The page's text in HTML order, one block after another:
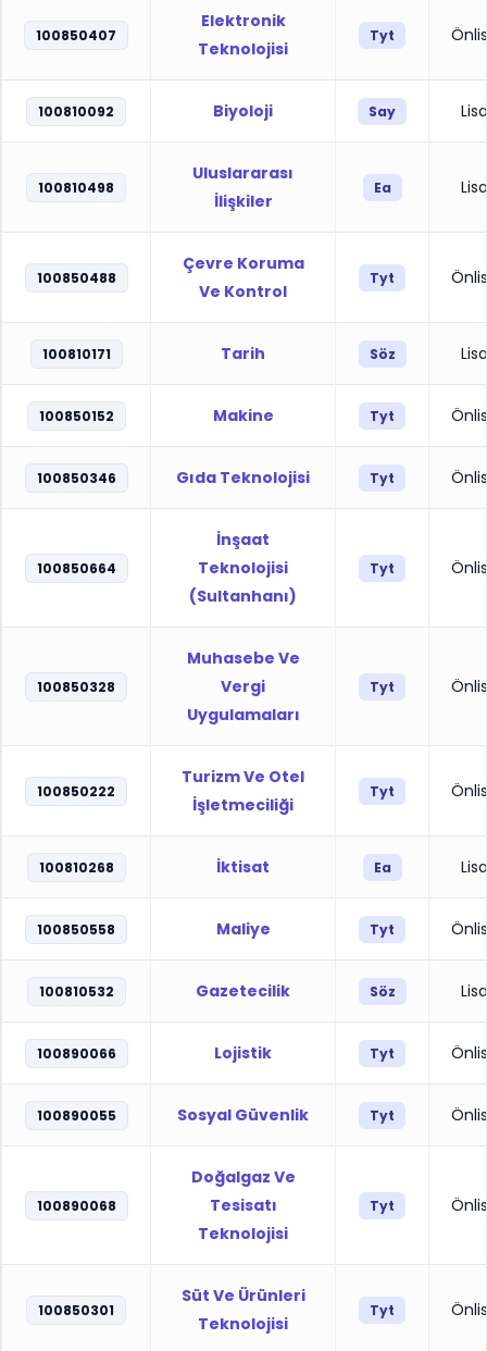
100850407
Elektronik
Teknolojisi
Tyt
100810092 Biyoloji Say
100810498
Uluslararası
İlişkiler
Ea
100850488
Çevre Koruma
Ve Kontrol
Tyt
100810171 Tarih Söz
100850152 Makine Tyt
100850346 Gıda Teknolojisi Tyt
100850664
İnşaat
Teknolojisi
(Sultanhanı)
Tyt
100850328
Muhasebe Ve
Vergi
Uygulamaları
Tyt
100850222
Turizm Ve Otel
İşletmeciliği
Tyt
100810268 İktisat Ea
100850558 Maliye Tyt
100810532 Gazetecilik Söz
100890066 Lojistik Tyt
100890055 Sosyal Güvenlik Tyt
100890068
Doğalgaz Ve
Tesisatı
Teknolojisi
Tyt
100850301
Süt Ve Ürünleri
Teknolojisi
Tyt